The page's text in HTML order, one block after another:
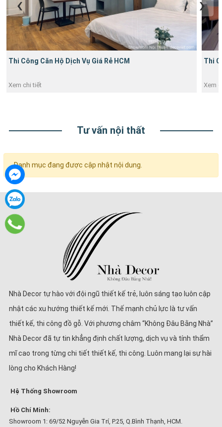
Thi Công Căn Hộ Dịch Vụ Giá Rẻ HCM
Xem chi tiết
Thi
Xem
Tư vấn nội thất
Danh mục đang được cập nhật nội dung.
Nhà Decor tự hào với đội ngũ thiết kế trẻ, luôn sáng tạo luôn cập
nhật các xu hướng thiết kế mới. Thế mạnh chủ lực là tư vấn
thiết kế, thi công đồ gỗ. Với phương châm “Không Đâu Bằng Nhà”
Nhà Decor đã tự tin khẳng định chất lượng, dịch vụ và tính thẩm
mĩ cao trong từng chi tiết thiết kế, thi công. Luôn mang lại sự hài
lòng cho Khách Hàng!
Hệ Thống Showroom
Hồ Chí Minh:
Showroom 1: 69/52 Nguyễn Gia Trí, P.25, Q.Bình Thạnh, HCM.